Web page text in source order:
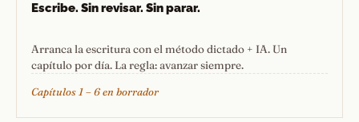
Escribe. Sin revisar. Sin parar.
Arranca la escritura con el método dictado + IA. Un
capítulo por día. La regla: avanzar siempre.
Capítulos 1 – 6 en borrador